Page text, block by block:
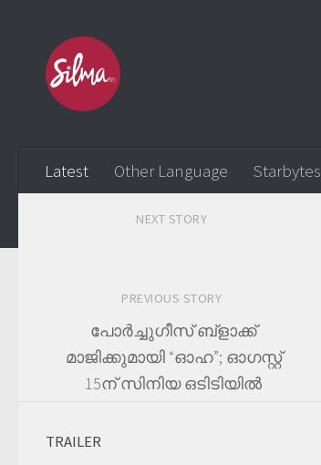
Latest Other Language Starbytes
NEXT STORY
PREVIOUS STORY
പോർച്ചുഗീസ് ബ്ളാക്ക്
മാജിക്കുമായി “ഓഹ”; ഓഗസ്റ്റ്
15ന് സിനിയ ഒടിടിയിൽ
TRAILER